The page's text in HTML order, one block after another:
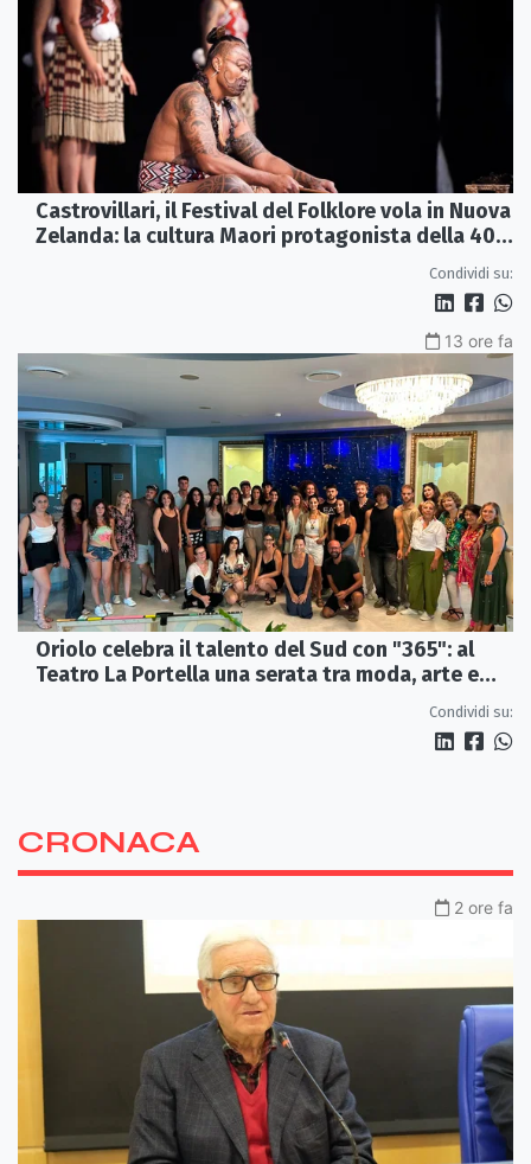
Castrovillari, il Festival del Folklore vola in Nuova
Zelanda: la cultura Maori protagonista della 40ª
Condividi su:
13 ore fa
Oriolo celebra il talento del Sud con "365": al
Teatro La Portella una serata tra moda, arte e
Condividi su:
CRONACA
2 ore fa